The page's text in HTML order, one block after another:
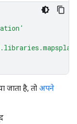
जाता है, तो अपने